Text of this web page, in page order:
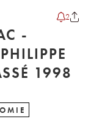
2
-
5ÈME GRAND CRU CLASSÉ 1998